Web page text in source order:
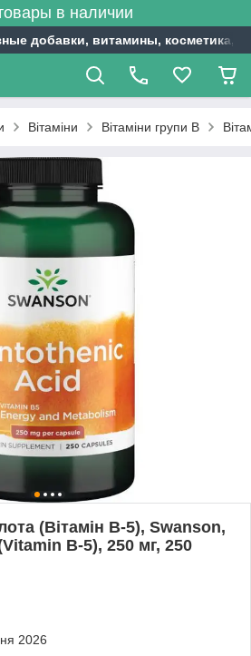
в наличии
добавки, витамины, косметика,
Вітаміни Вітаміни групи В
(Вітамін B-5), Swanson,
B-5), 250 мг, 250
2026